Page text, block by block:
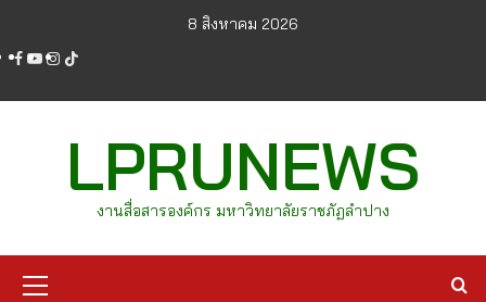
content
8 สิงหาคม 2026
facebook
youtube
instagram
tiktok
LPRUNEWS
งานสื่อสารองค์กร มหาวิทยาลัยราชภัฏลำปาง
Menu